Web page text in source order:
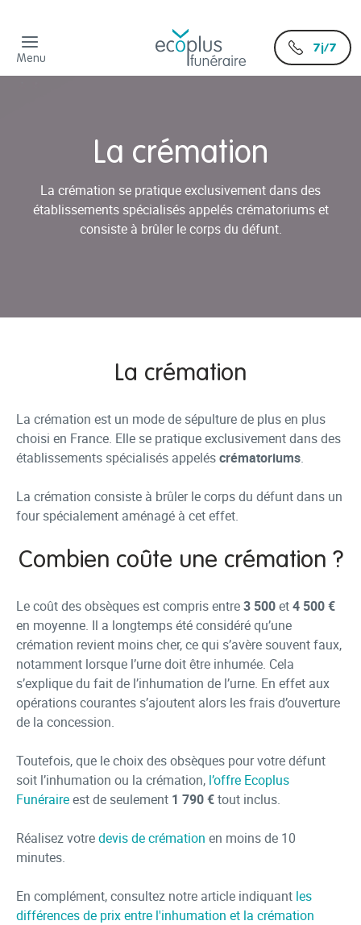
7j/7
Menu
La crémation
La crémation se pratique exclusivement dans des
établissements spécialisés appelés crématoriums et
consiste à brûler le corps du défunt.
La crémation
La crémation est un mode de sépulture de plus en plus
choisi en France. Elle se pratique exclusivement dans des
établissements spécialisés appeléscrématoriums.
La crémation consiste à brûler le corps du défunt dans un
four spécialement aménagé à cet effet.
Combien coûte une crémation ?
Le coût des obsèques est compris entre3 500et4 500 €
en moyenne. Il a longtemps été considéré qu’une
crémation revient moins cher, ce qui s’avère souvent faux,
notamment lorsque l’urne doit être inhumée. Cela
s’explique du fait de l’inhumation de l’urne. En effet aux
opérations courantes s’ajoutent alors les frais d’ouverture
de la concession.
Toutefois, que le choix des obsèques pour votre défunt
soit l’inhumation ou la crémation, l’offre Ecoplus
Funéraireest de seulement 1 790 €tout inclus.
Réalisez votredevis de crémation en moins de 10
minutes.
En complément, consultez notre article indiquant les
différences de prix entre l'inhumation et la crémation